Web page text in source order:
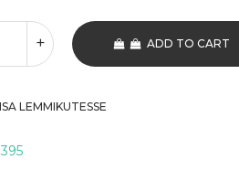
ADD TO CART
LEMMIKUTESSE